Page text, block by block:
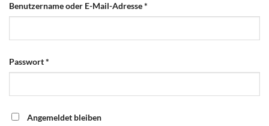
Benutzername oder E-Mail-Adresse*
Passwort*
Alternative:
Angemeldet bleiben